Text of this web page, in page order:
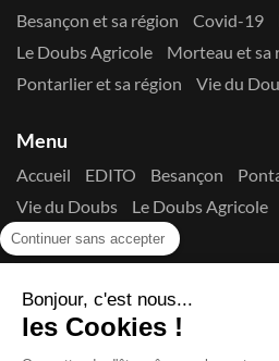
Continuer sans accepter
Bonjour, c'est nous...
les Cookies !
Besançon et sa région Covid-19
Le Doubs Agricole
Morteau et sa
Pontarlier et sa région
Vie du
Menu
Accueil EDITO Besançon
Vie du Doubs
Le Doubs Agricole
Contactez-nous !
Suivez-nous sur les réseaux